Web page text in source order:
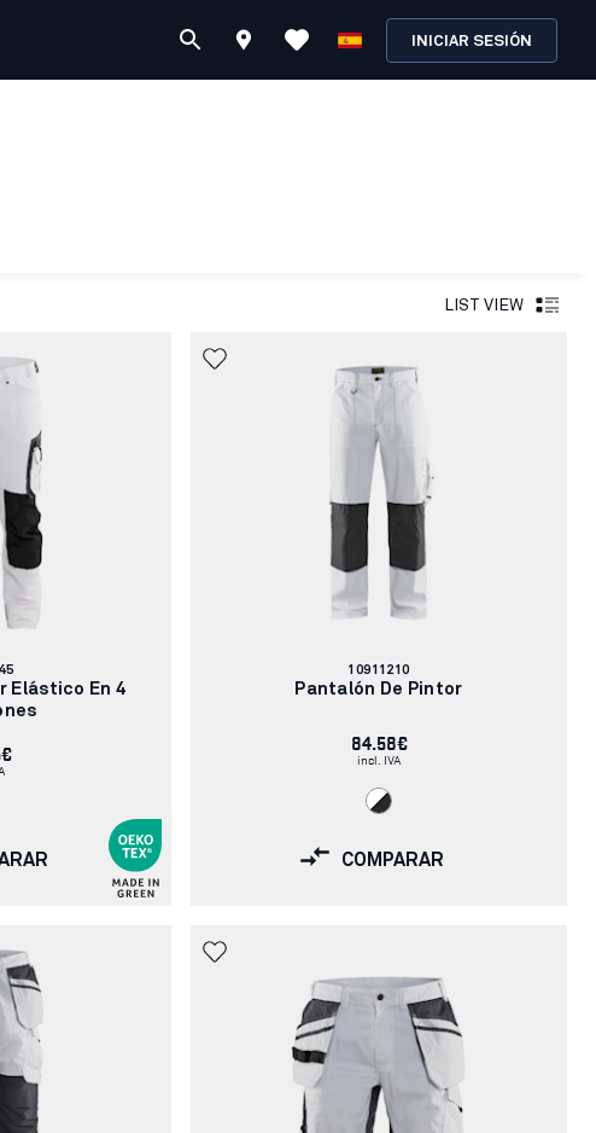
INICIAR SESIÓN
LIST VIEW
Elástico En 4
Número
de
artículo:
10911210
Pantalón De Pintor
84.58€
incl. IVA
COMPARAR